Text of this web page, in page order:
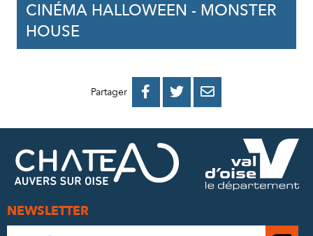
CINÉMA HALLOWEEN - MONSTER
HOUSE
Partager 
PARTAGER
FACEBOOK
PARTAGER
PARTAGER
MAIL
NEWSLETTER